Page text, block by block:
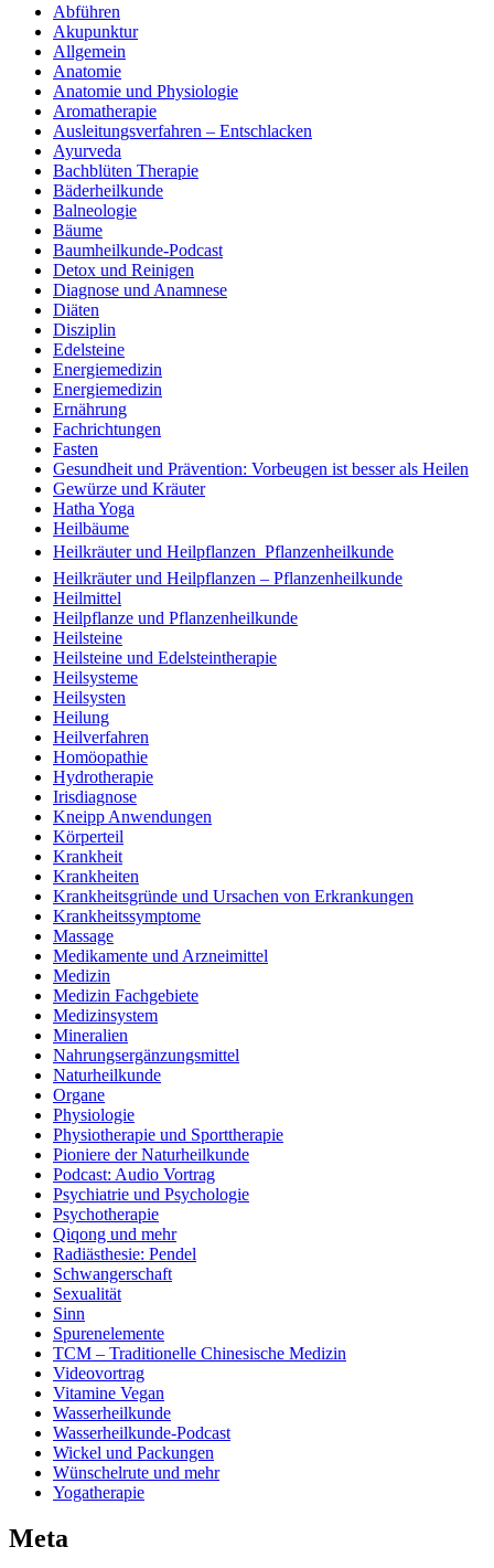
Abführen
Akupunktur
Allgemein
Anatomie
Anatomie und Physiologie
Aromatherapie
Ausleitungsverfahren – Entschlacken
Ayurveda
Bachblüten Therapie
Bäderheilkunde
Balneologie
Bäume
Baumheilkunde-Podcast
Detox und Reinigen
Diagnose und Anamnese
Diäten
Disziplin
Edelsteine
Energiemedizin
Energiemedizin
Ernährung
Fachrichtungen
Fasten
Gesundheit und Prävention: Vorbeugen ist besser als Heilen
Gewürze und Kräuter
Hatha Yoga
Heilbäume
Heilkräuter und Heilpflanzen  Pflanzenheilkunde
Heilkräuter und Heilpflanzen – Pflanzenheilkunde
Heilmittel
Heilpflanze und Pflanzenheilkunde
Heilsteine
Heilsteine und Edelsteintherapie
Heilsysteme
Heilsysten
Heilung
Heilverfahren
Homöopathie
Hydrotherapie
Irisdiagnose
Kneipp Anwendungen
Körperteil
Krankheit
Krankheiten
Krankheitsgründe und Ursachen von Erkrankungen
Krankheitssymptome
Massage
Medikamente und Arzneimittel
Medizin
Medizin Fachgebiete
Medizinsystem
Mineralien
Nahrungsergänzungsmittel
Naturheilkunde
Organe
Physiologie
Physiotherapie und Sporttherapie
Pioniere der Naturheilkunde
Podcast: Audio Vortrag
Psychiatrie und Psychologie
Psychotherapie
Qiqong und mehr
Radiästhesie: Pendel
Schwangerschaft
Sexualität
Sinn
Spurenelemente
TCM – Traditionelle Chinesische Medizin
Videovortrag
Vitamine Vegan
Wasserheilkunde
Wasserheilkunde-Podcast
Wickel und Packungen
Wünschelrute und mehr
Yogatherapie
Meta